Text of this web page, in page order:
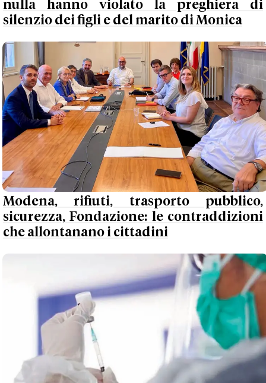
nulla hanno violato la preghiera di
silenzio dei figli e del marito di Monica
Modena, rifiuti, trasporto pubblico,
sicurezza, Fondazione: le contraddizioni
che allontanano i cittadini